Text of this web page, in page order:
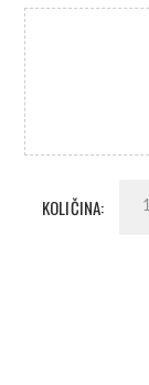
KOLIČINA: